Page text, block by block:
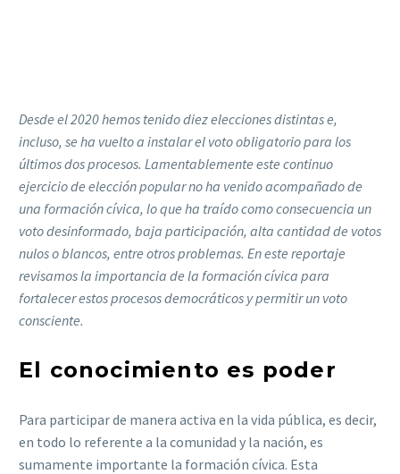
Desde el 2020 hemos tenido diez elecciones distintas e,
incluso, se ha vuelto a instalar el voto obligatorio para los
últimos dos procesos. Lamentablemente este continuo
ejercicio de elección popular no ha venido acompañado de
una formación cívica, lo que ha traído como consecuencia un
voto desinformado, baja participación, alta cantidad de votos
nulos o blancos, entre otros problemas. En este reportaje
revisamos la importancia de la formación cívica para
fortalecer estos procesos democráticos y permitir un voto
consciente.
El conocimiento es poder
Para participar de manera activa en la vida pública, es decir,
en todo lo referente a la comunidad y la nación, es
sumamente importante la formación cívica. Esta